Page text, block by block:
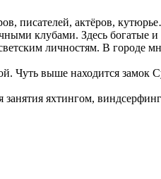
писателей, актёров,
клубами. Здесь богатые
личностям. В городе
Чуть выше находится замок
яхтингом,